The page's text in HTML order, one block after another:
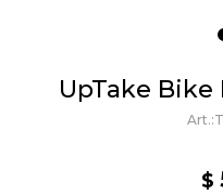
UpTake Bike
$